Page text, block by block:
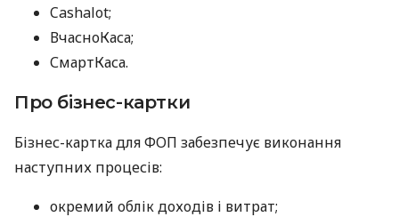
Cashalot;
ВчасноКаса;
СмартКаса.
Про бізнес-картки
Бізнес-картка для ФОП забезпечує виконання
наступних процесів:
окремий облік доходів і витрат;